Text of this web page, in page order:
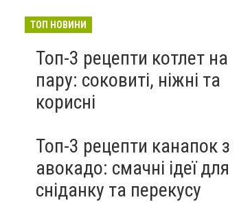
ТОП НОВИНИ
Топ-3 рецепти котлет на
пару: соковиті, ніжні та
корисні
Топ-3 рецепти канапок з
авокадо: смачні ідеї для
сніданку та перекусу